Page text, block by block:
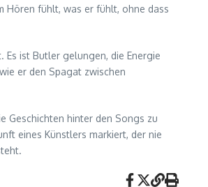
Hören fühlt, was er fühlt, ohne dass
ist Butler gelungen, die Energie
er den Spagat zwischen
Geschichten hinter den Songs zu
eines Künstlers markiert, der nie